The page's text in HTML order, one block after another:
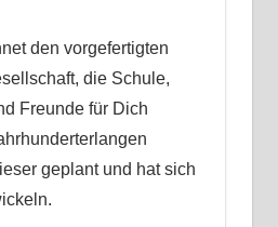
den vorgefertigten
die Schule,
Freunde für Dich
geplant und hat sich